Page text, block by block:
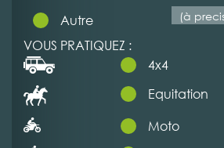
Autre
VOUS PRATIQUEZ :
4x4
Equitation
Moto